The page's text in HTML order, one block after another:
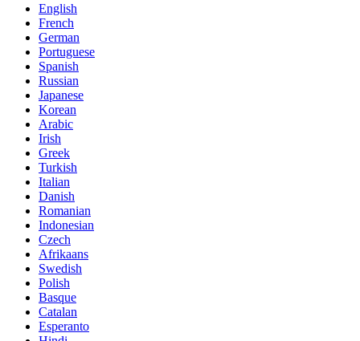
English
French
German
Portuguese
Spanish
Russian
Japanese
Korean
Arabic
Irish
Greek
Turkish
Italian
Danish
Romanian
Indonesian
Czech
Afrikaans
Swedish
Polish
Basque
Catalan
Esperanto